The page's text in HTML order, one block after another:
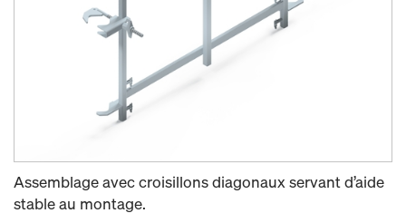
Assemblage avec croisillons diagonaux servant d’aide
stable au montage.